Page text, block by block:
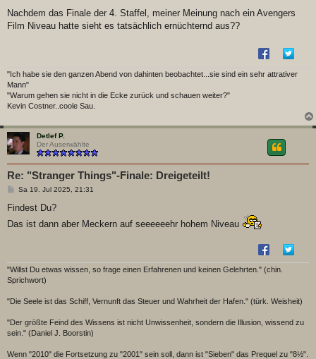
i
r
Nachdem das Finale der 4. Staffel, meiner Meinung nach ein Avengers
Film Niveau hatte sieht es tatsächlich ernüchternd aus??
"Ich habe sie den ganzen Abend von dahinten beobachtet...sie sind ein sehr attrativer
Mann"
"Warum gehen sie nicht in die Ecke zurück und schauen weiter?"
Kevin Costner..coole Sau.
Detlef P.
Der Auserwählte
Re: "Stranger Things"-Finale: Dreigeteilt!
B
i
r
Sa 19. Jul 2025, 21:31
Findest Du?
Das ist dann aber Meckern auf seeeeeehr hohem Niveau
"Willst Du etwas wissen, so frage einen Erfahrenen und keinen Gelehrten." (chin.
Sprichwort)
"Die Seele ist das Schiff, Vernunft das Steuer und Wahrheit der Hafen." (türk. Weisheit)
"Der größte Feind des Wissens ist nicht Unwissenheit, sondern die Illusion, wissend zu
sein." (Daniel J. Boorstin)
Wenn "2010" die Fortsetzung zu "2001" sein soll, dann ist "Sieben" das Prequel zu "8½".